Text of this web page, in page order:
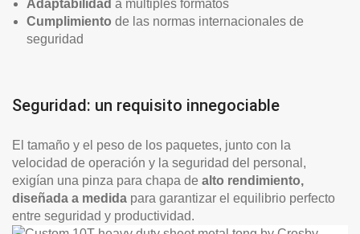
Adaptabilidad a múltiples formatos
Cumplimiento de las normas internacionales de
seguridad
Seguridad: un requisito innegociable
El tamaño y el peso de los paquetes, junto con la
velocidad de operación y la seguridad del personal,
exigían una pinza para chapa de alto rendimiento,
diseñada a medida para garantizar el equilibrio perfecto
entre seguridad y productividad.